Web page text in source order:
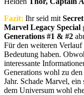
Fazit: Ihr seid mit
Marvel Legacy Special
Generations #1 & #2
Für den weiteren
Bedeutung haben.
interessante
Generations wohl zu
Jahr. Schade Marvel, ein
dem Universum wohl